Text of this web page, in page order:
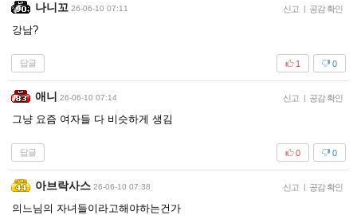
나니꼬 26-06-10 07:11 신고 | 공감 확인
강남?
답글 0
1
애니 26-06-10 07:14 신고 | 공감 확인
그냥 요즘 여자들 다 비슷하게 생김
답글 0
0
아브락사스 26-06-10 07:38 신고 | 공감 확인
의느님의 자녀들이라고해야하는건가